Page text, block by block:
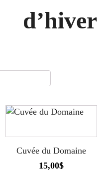
Cuvée du Domaine
15,00$